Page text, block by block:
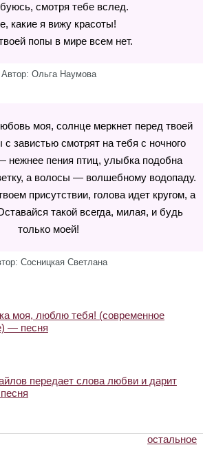
смотря тебе вслед.
какие я вижу красоты!
попы в мире всем нет.
Автор: Ольга Наумова
моя, солнце меркнет перед твоей
с завистью смотрят на тебя с ночного
нежнее пения птиц, улыбка подобна
а волосы — волшебному водопаду.
присутствии, голова идет кругом, а
такой всегда, милая, и будь
только моей!
Сосницкая Светлана
моя, люблю тебя! (современное
— песня
передает слова любви и дарит
остальное